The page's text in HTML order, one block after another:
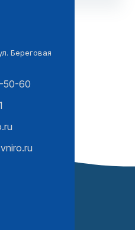
Береговая
50-60